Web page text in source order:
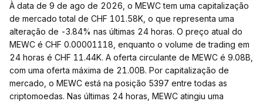
À data de 9 de ago de 2026, o MEWC tem uma capitalização
de mercado total de CHF 101.58K, o que representa uma
alteração de -3.84% nas últimas 24 horas. O preço atual do
MEWC é CHF 0.00001118, enquanto o volume de trading em
24 horas é CHF 11.44K. A oferta circulante de MEWC é 9.08B,
com uma oferta máxima de 21.00B. Por capitalização de
mercado, o MEWC está na posição 5397 entre todas as
criptomoedas. Nas últimas 24 horas, MEWC atingiu uma